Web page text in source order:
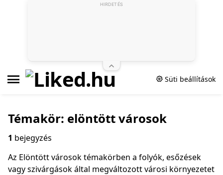
Süti beállítások
Témakör: elöntött városok
1 bejegyzés
Az Elöntött városok témakörben a folyók, esőzések
vagy szivárgások által megváltozott városi környezetet
HIRDETÉS